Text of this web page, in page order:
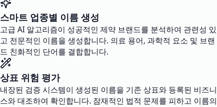
스마트 업종별 이름 생성
고급 AI 알고리즘이 성공적인 제약 브랜드를 분석하여 관련성 있
고 전문적인 이름을 생성합니다. 의료 용어, 과학적 요소 및 브랜
드 친화적인 단어를 결합합니다.
상표 위험 평가
내장된 검증 시스템이 생성된 이름을 기존 상표와 등록된 비즈니
스와 대조하여 확인합니다. 잠재적인 법적 문제를 피하고 이름의